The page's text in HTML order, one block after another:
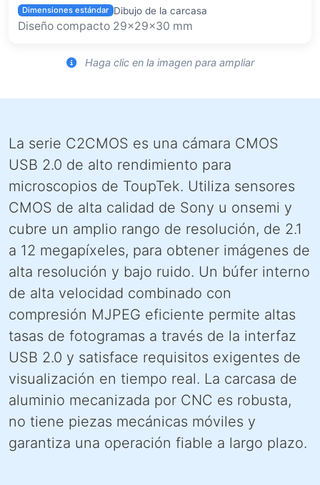
Dimensiones estándar Dibujo de la carcasa
Diseño compacto 29×29×30 mm
Haga clic en la imagen para ampliar
La serie C2CMOS es una cámara CMOS
USB 2.0 de alto rendimiento para
microscopios de ToupTek. Utiliza sensores
CMOS de alta calidad de Sony u onsemi y
cubre un amplio rango de resolución, de 2.1
a 12 megapíxeles, para obtener imágenes de
alta resolución y bajo ruido. Un búfer interno
de alta velocidad combinado con
compresión MJPEG eficiente permite altas
tasas de fotogramas a través de la interfaz
USB 2.0 y satisface requisitos exigentes de
visualización en tiempo real. La carcasa de
aluminio mecanizada por CNC es robusta,
no tiene piezas mecánicas móviles y
garantiza una operación fiable a largo plazo.